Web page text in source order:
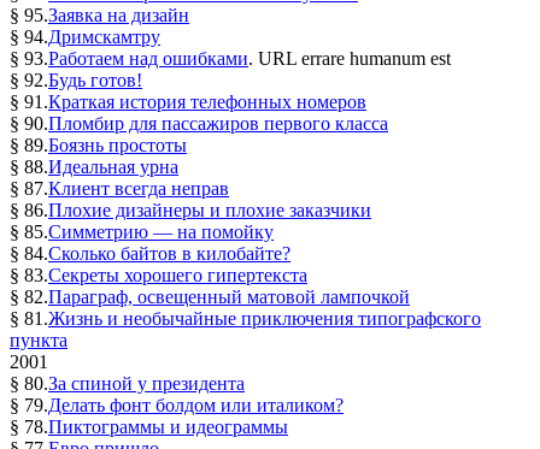
§ 95.Заявка на дизайн
§ 94.Дримскамтру
§ 93.Работаем над ошибками. URL errare humanum est
§ 92.Будь готов!
§ 91.Краткая история телефонных номеров
§ 90.Пломбир для пассажиров первого класса
§ 89.Боязнь простоты
§ 88.Идеальная урна
§ 87.Клиент всегда неправ
§ 86.Плохие дизайнеры и плохие заказчики
§ 85.Симметрию — на помойку
§ 84.Сколько байтов в килобайте?
§ 83.Секреты хорошего гипертекста
§ 82.Параграф, освещенный матовой лампочкой
§ 81.Жизнь и необычайные приключения типографского
пункта
2001
§ 80.За спиной у президента
§ 79.Делать фонт болдом или италиком?
§ 78.Пиктограммы и идеограммы